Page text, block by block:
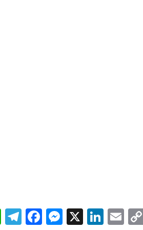
WhatsApp
Telegram
Facebook
Messenger
X